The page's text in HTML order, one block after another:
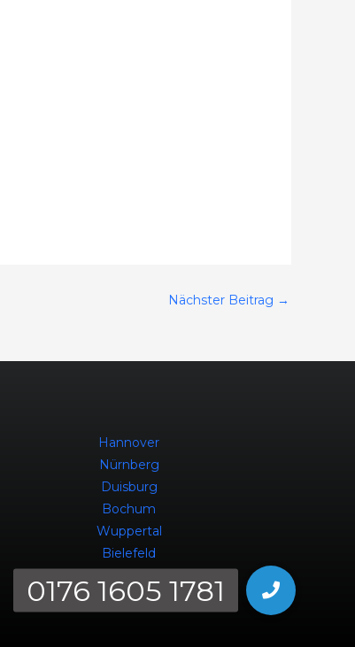
Nächster Beitrag →
Hannover
Nürnberg
Duisburg
Bochum
Wuppertal
Bielefeld